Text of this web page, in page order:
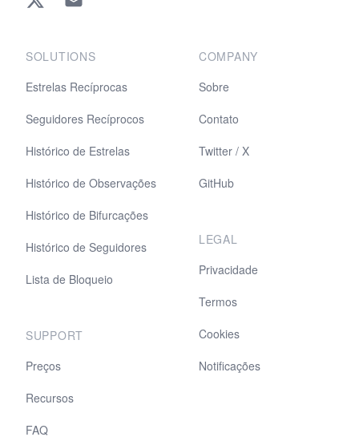
SOLUTIONS
Estrelas Recíprocas
Seguidores Recíprocos
Histórico de Estrelas
Histórico de Observações
Histórico de Bifurcações
Histórico de Seguidores
Lista de Bloqueio
SUPPORT
Preços
Recursos
FAQ
COMPANY
Sobre
Contato
Twitter / X
GitHub
LEGAL
Privacidade
Termos
Cookies
Notificações